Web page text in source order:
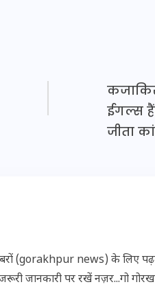
ईगल्स
जीता
(gorakhpur news) के लिए
जानकारी पर रखें नज़र...गो
क्या
अगस्त